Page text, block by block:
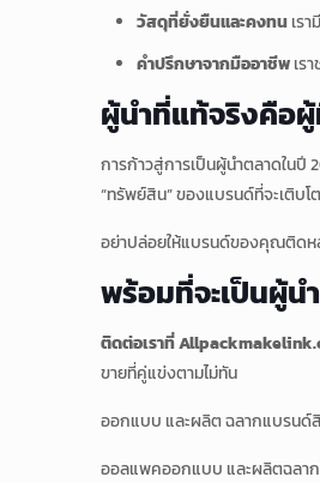
วัสดุที่ยั่งยืนและคงทนเร
คำปรึกษาจากมืออาชีพเร
ผู้นำที่แท้จริงคือ
การก้าวสู่การเป็นผู้นำตลาดใน
“ทรัพย์สิน” ของแบรนด์ที่จะเติบ
อย่าปล่อยให้แบรนด์ของคุณติดห
พร้อมที่จะเป็นผู้
ติดต่อเราที่
ขายที่คู่แข่งตามไม่ทัน
ออกแบบ และผลิต ฉลากแบรนด์สิ
ออลแพคออกแบบ และผลิตฉลา